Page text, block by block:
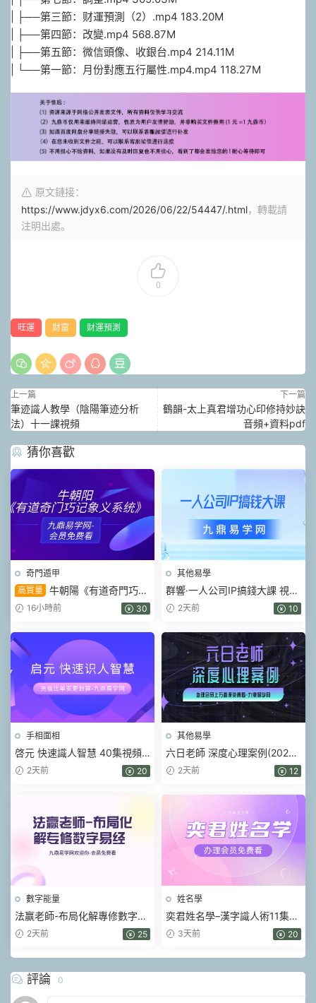
| ├──第三節：财運預測（2）.mp4 183.20M
| ├──第四節：改變.mp4 568.87M
| ├──第五節：微信頭像、收銀台.mp4 214.11M
| └──第一節：月份對應五行屬性.mp4.mp4 118.27M
原文鏈接：
https://www.jdyx6.com/2026/06/22/54447/.html，轉載請
注明出處。
0
旺運 财富 财運預測
上一篇
筆迹識人教學（陰陽筆迹分析
法）十一課視頻
下一篇
鶴韻-太上真君增功心印修持妙訣
音頻+資料pdf
猜你喜歡
奇門遁甲
高質量 牛朝陽《有道奇門巧記
象義系統》17集視頻 約3小時
16小時前 30
其他易學
群響·一人公司IP搞錢大課 視頻
+課件pdf
2天前 10
手相面相
啓元 快速識人智慧 40集視頻
課 2天前 20
其他易學
六日老師 深度心理案例(2026)
視頻16集
2天前 12
數字能量
法赢老師-布局化解專修數字易
經 80集視頻
2天前 25
姓名學
奕君姓名學–漢字識人術11集視
頻 3天前 20
評論 0